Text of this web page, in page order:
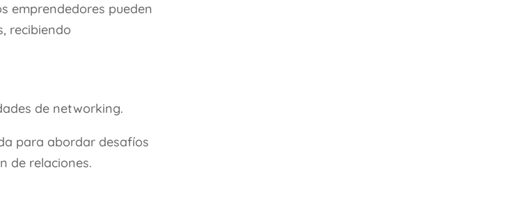
emprendedores pueden
recibiendo
de networking.
para abordar desafíos
de relaciones.